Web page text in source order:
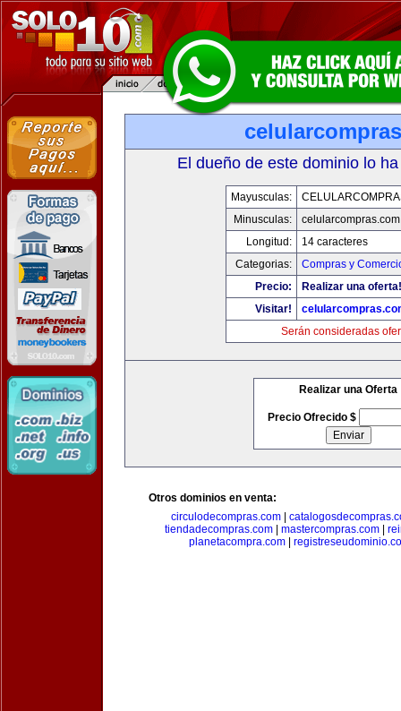
El dueño de este dominio lo
Mayusculas:
Minusculas:
celularcompras.com
Longitud:
14 caracteres
Categorias:
Compras y
Precio:
Realizar una oferta!
Visitar!
Serán consideradas
Realizar una Oferta
Precio Ofrecido $
Otros dominios en venta:
circulodecompras.com|
tiendadecompras.com| mastercompras.com|
planetacompra.com|